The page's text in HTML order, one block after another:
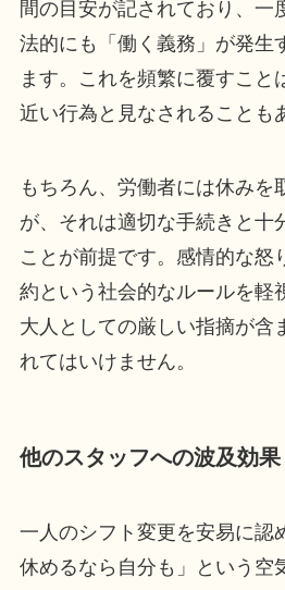
間の目安が記されており、一
法的にも「働く義務」が発生
ます。これを頻繁に覆すこと
近い行為と見なされることも
もちろん、労働者には休みを
が、それは適切な手続きと十
ことが前提です。感情的な怒
約という社会的なルールを軽
大人としての厳しい指摘が含
れてはいけません。
他のスタッフへの波及効果
一人のシフト変更を安易に認
休めるなら自分も」という空